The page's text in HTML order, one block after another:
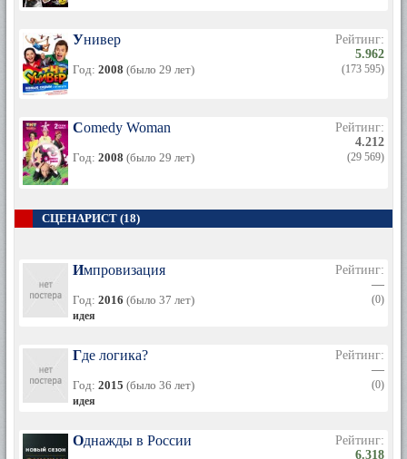
Универ
Год: 2008 (было 29 лет)
Рейтинг:
5.962
(173 595)
Comedy Woman
Год: 2008 (было 29 лет)
Рейтинг:
4.212
(29 569)
СЦЕНАРИСТ (18)
Импровизация
Год: 2016 (было 37 лет)
идея
Рейтинг:
—
(0)
Где логика?
Год: 2015 (было 36 лет)
идея
Рейтинг:
—
(0)
Однажды в России
Рейтинг:
6.318